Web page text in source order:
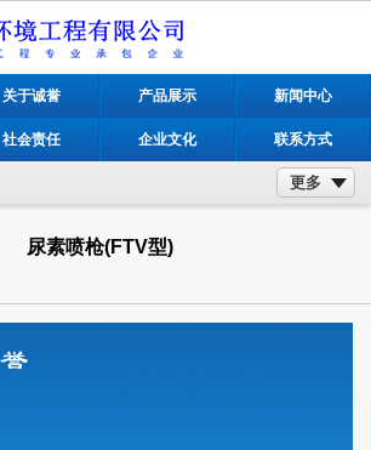
关于诚誉 产品展示 新闻中心
社会责任 企业文化 联系方式
更多
尿素喷枪(FTV型)